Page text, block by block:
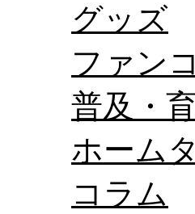
オンラインストア
ACADEMY
プロジェクト
コーチ&スタッフ
ジュニア
ジュニアユース
ユース
練習拠点（ナラディ
SCHOOL
2026/27 パートナー
パートナー募集
グッズ
ファン
普及・
ホーム
コラム